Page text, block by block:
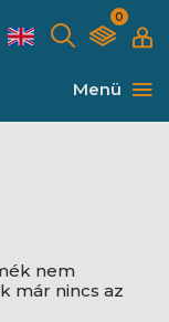
0
Menü
nem
már nincs az